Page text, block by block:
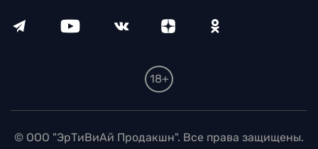
18+
© ООО "ЭрТиВиАй Продакшн". Все права защищены.